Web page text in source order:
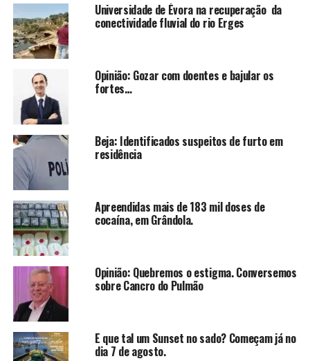
Universidade de Évora na recuperação da
conectividade fluvial do rio Erges
Opinião: Gozar com doentes e bajular os
fortes…
Beja: Identificados suspeitos de furto em
residência
Apreendidas mais de 183 mil doses de
cocaína, em Grândola.
Opinião: Quebremos o estigma. Conversemos
sobre Cancro do Pulmão
E que tal um Sunset no sado? Começam já no
dia 7 de agosto.